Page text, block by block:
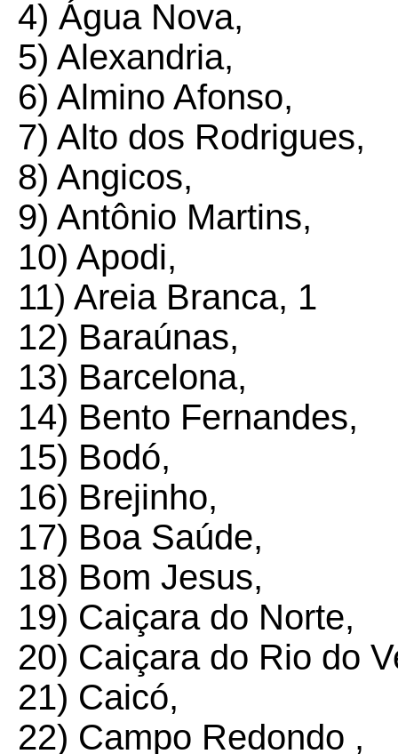
4) Água Nova,
5) Alexandria,
6) Almino Afonso,
7) Alto dos Rodrigues,
8) Angicos,
9) Antônio Martins,
10) Apodi,
11) Areia Branca, 1
12) Baraúnas,
13) Barcelona,
14) Bento Fernandes,
15) Bodó,
16) Brejinho,
17) Boa Saúde,
18) Bom Jesus,
19) Caiçara do Norte,
20) Caiçara do Rio do
21) Caicó,
22) Campo Redondo ,